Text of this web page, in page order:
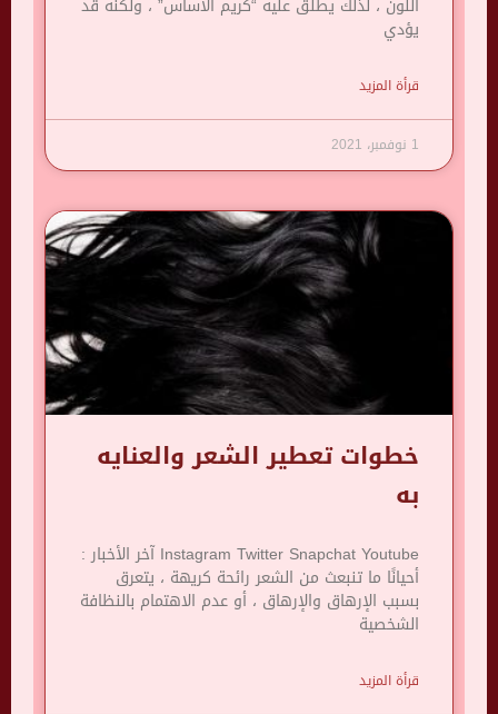
اللون ، لذلك يطلق عليه “كريم الأساس” ، ولكنه قد
يؤدي
قرأة المزيد
1 نوفمبر، 2021
خطوات تعطير الشعر والعنايه
به
Instagram Twitter Snapchat Youtube آخر الأخبار :
أحيانًا ما تنبعث من الشعر رائحة كريهة ، يتعرق
بسبب الإرهاق والإرهاق ، أو عدم الاهتمام بالنظافة
الشخصية
قرأة المزيد